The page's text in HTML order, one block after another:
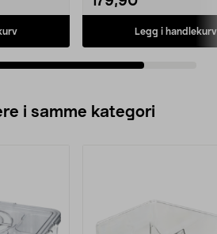
Legg i handlekurv
i samme kategori